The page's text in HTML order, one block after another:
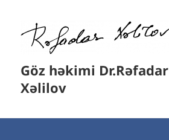
Göz həkimi Dr.Rəfadar
Xəlilov